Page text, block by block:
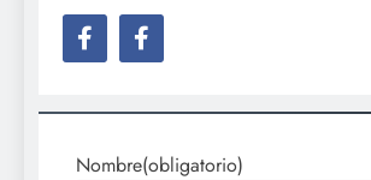
Nombre(obligatorio)